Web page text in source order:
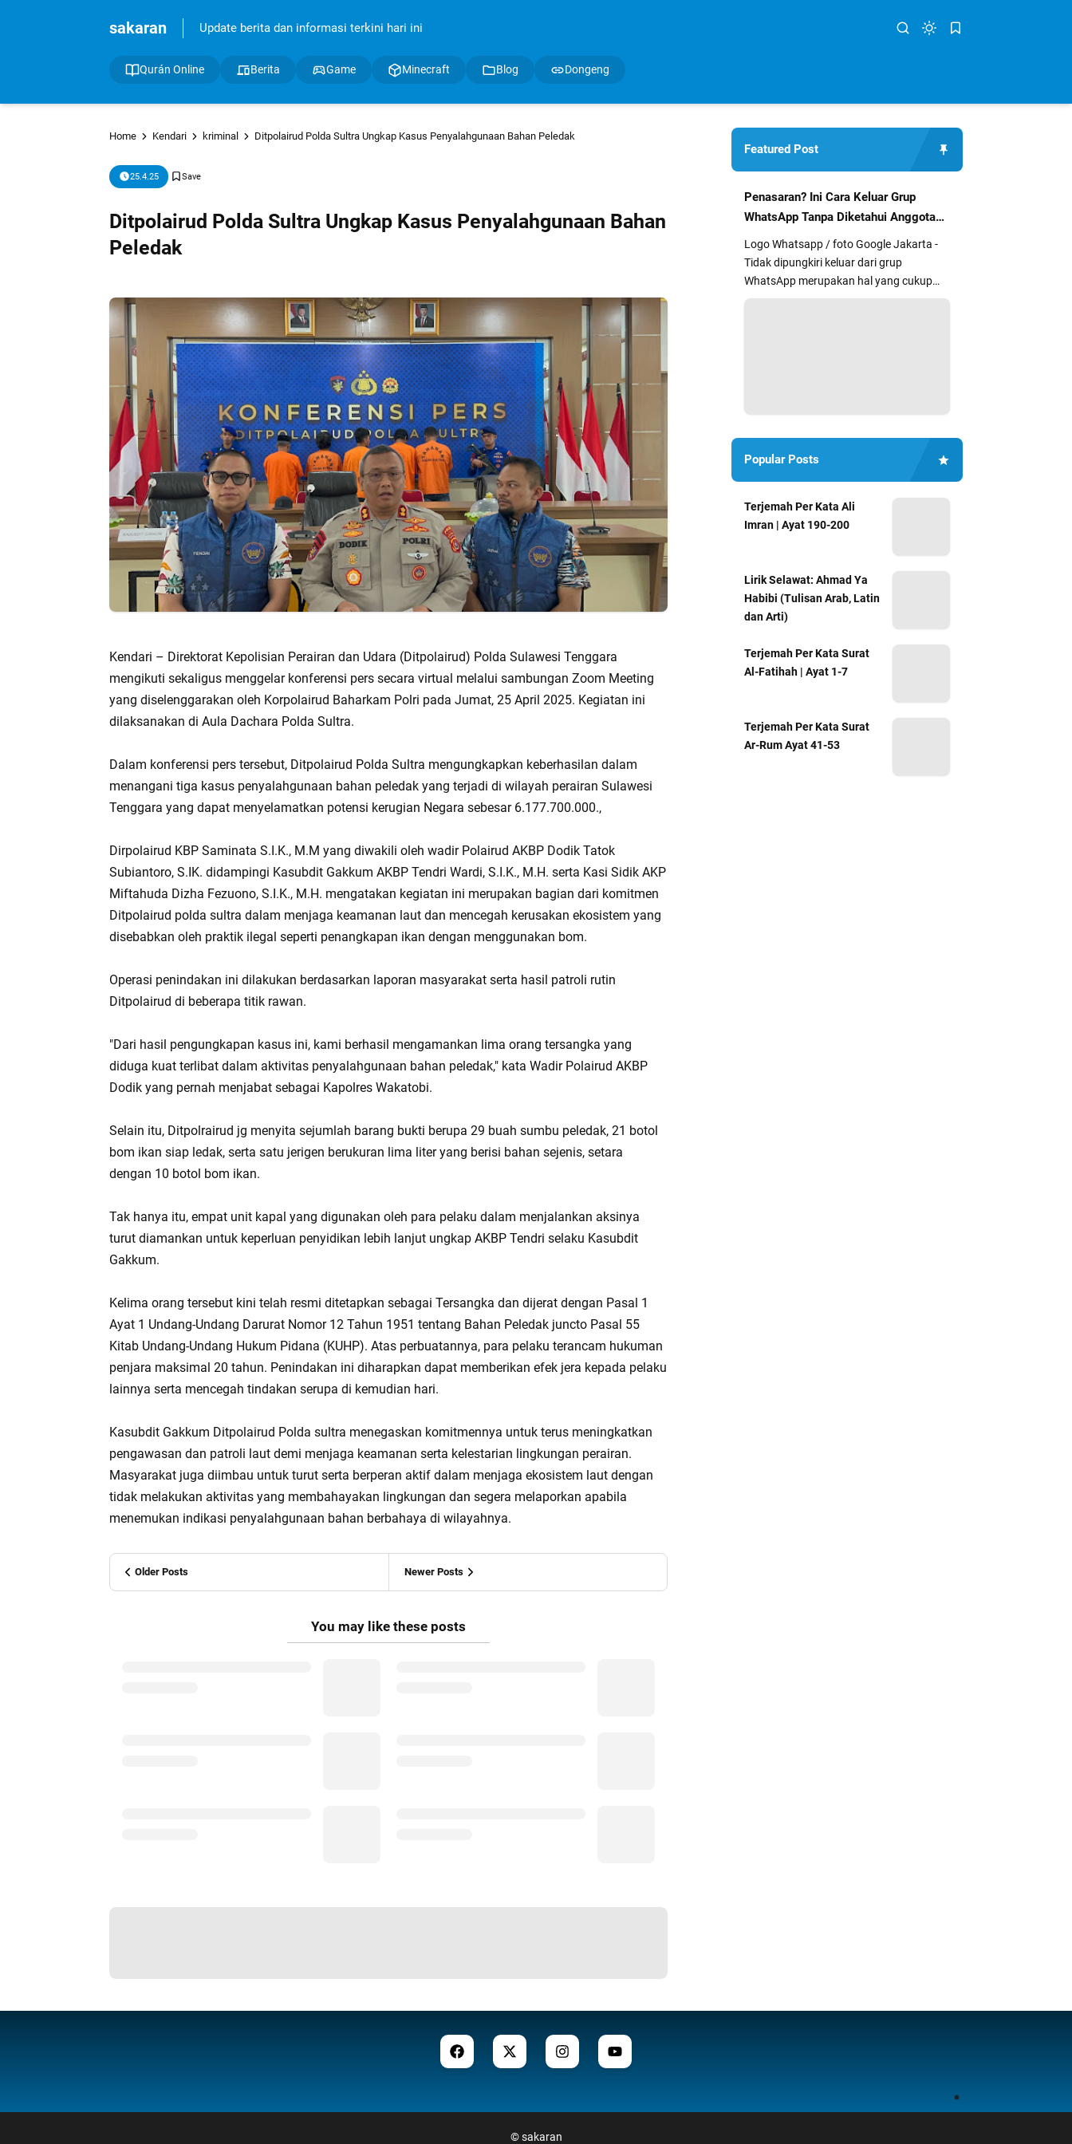
sakaran Update berita dan informasi terkini hari ini
Qurán Online Berita Game Minecraft Blog Dongeng
Home Kendari kriminal Ditpolairud Polda Sultra Ungkap Kasus Penyalahgunaan Bahan Peledak
25.4.25
Ditpolairud Polda Sultra Ungkap Kasus Penyalahgunaan Bahan
Peledak
Kendari – Direktorat Kepolisian Perairan dan Udara (Ditpolairud) Polda Sulawesi Tenggara
mengikuti sekaligus menggelar konferensi pers secara virtual melalui sambungan Zoom Meeting
yang diselenggarakan oleh Korpolairud Baharkam Polri pada Jumat, 25 April 2025. Kegiatan ini
dilaksanakan di Aula Dachara Polda Sultra.
Dalam konferensi pers tersebut, Ditpolairud Polda Sultra mengungkapkan keberhasilan dalam
menangani tiga kasus penyalahgunaan bahan peledak yang terjadi di wilayah perairan Sulawesi
Tenggara yang dapat menyelamatkan potensi kerugian Negara sebesar 6.177.700.000.,
Dirpolairud KBP Saminata S.I.K., M.M yang diwakili oleh wadir Polairud AKBP Dodik Tatok
Subiantoro, S.IK. didampingi Kasubdit Gakkum AKBP Tendri Wardi, S.I.K., M.H. serta Kasi Sidik AKP
Miftahuda Dizha Fezuono, S.I.K., M.H. mengatakan kegiatan ini merupakan bagian dari komitmen
Ditpolairud polda sultra dalam menjaga keamanan laut dan mencegah kerusakan ekosistem yang
disebabkan oleh praktik ilegal seperti penangkapan ikan dengan menggunakan bom.
Operasi penindakan ini dilakukan berdasarkan laporan masyarakat serta hasil patroli rutin
Ditpolairud di beberapa titik rawan.
"Dari hasil pengungkapan kasus ini, kami berhasil mengamankan lima orang tersangka yang
diduga kuat terlibat dalam aktivitas penyalahgunaan bahan peledak," kata Wadir Polairud AKBP
Dodik yang pernah menjabat sebagai Kapolres Wakatobi.
Selain itu, Ditpolrairud jg menyita sejumlah barang bukti berupa 29 buah sumbu peledak, 21 botol
bom ikan siap ledak, serta satu jerigen berukuran lima liter yang berisi bahan sejenis, setara
dengan 10 botol bom ikan.
Tak hanya itu, empat unit kapal yang digunakan oleh para pelaku dalam menjalankan aksinya
turut diamankan untuk keperluan penyidikan lebih lanjut ungkap AKBP Tendri selaku Kasubdit
Gakkum.
Kelima orang tersebut kini telah resmi ditetapkan sebagai Tersangka dan dijerat dengan Pasal 1
Ayat 1 Undang-Undang Darurat Nomor 12 Tahun 1951 tentang Bahan Peledak juncto Pasal 55
Kitab Undang-Undang Hukum Pidana (KUHP). Atas perbuatannya, para pelaku terancam hukuman
penjara maksimal 20 tahun. Penindakan ini diharapkan dapat memberikan efek jera kepada pelaku
lainnya serta mencegah tindakan serupa di kemudian hari.
Kasubdit Gakkum Ditpolairud Polda sultra menegaskan komitmennya untuk terus meningkatkan
pengawasan dan patroli laut demi menjaga keamanan serta kelestarian lingkungan perairan.
Masyarakat juga diimbau untuk turut serta berperan aktif dalam menjaga ekosistem laut dengan
tidak melakukan aktivitas yang membahayakan lingkungan dan segera melaporkan apabila
menemukan indikasi penyalahgunaan bahan berbahaya di wilayahnya.
Older Posts Newer Posts
You may like these posts
Featured Post
Penasaran? Ini Cara Keluar Grup
WhatsApp Tanpa Diketahui Anggota
Lain
Logo Whatsapp / foto Google Jakarta -
Tidak dipungkiri keluar dari grup
WhatsApp merupakan hal yang cukup
segan dan kurang nyaman bagi sebag...
Popular Posts
Terjemah Per Kata Ali
Imran | Ayat 190-200
Lirik Selawat: Ahmad Ya
Habibi (Tulisan Arab, Latin
dan Arti)
Terjemah Per Kata Surat
Al-Fatihah | Ayat 1-7
Terjemah Per Kata Surat
Ar-Rum Ayat 41-53
© sakaran